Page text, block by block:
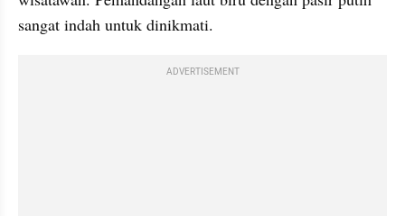
sangat indah untuk dinikmati.
ADVERTISEMENT